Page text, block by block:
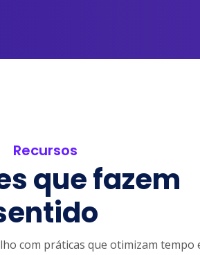
Recursos
que fazem
com práticas que otimizam tempo